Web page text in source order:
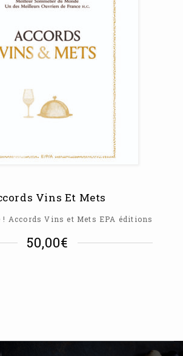
Vins Et Mets
! Accords Vins et Mets EPA éditions
50,00€